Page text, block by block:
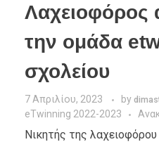
Λαχειοφόρος
την ομάδα
σχολείου
7 Απριλίου, 2023 by
eTwinning 2022-2023
Νικητής της